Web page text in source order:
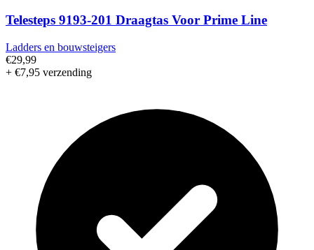
Telesteps 9193-201 Draagtas Voor Prime Line
Ladders en bouwsteigers
€29,99
+ €7,95 verzending